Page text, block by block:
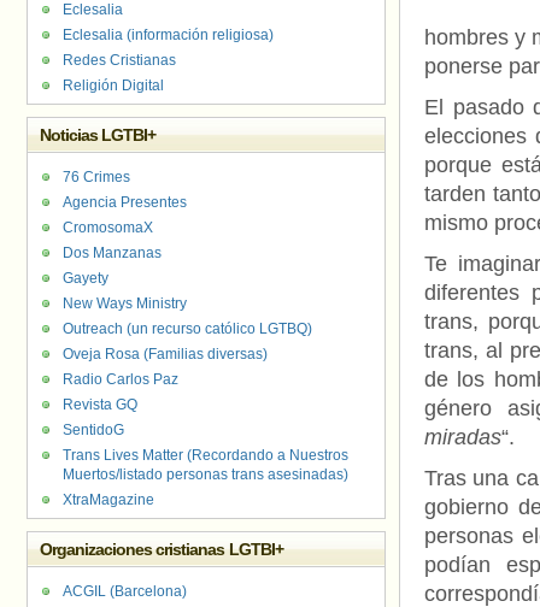
hombres y
ponerse
El pasado
elecciones
porque
tarden
mismo
Te
diferentes
trans,
trans, al
de los
género
miradas“.
Tras una
gobierno
personas
podían
Eclesalia
Eclesalia (información religiosa)
Redes Cristianas
Religión Digital
Noticias LGTBI+
76 Crimes
Agencia Presentes
CromosomaX
Dos Manzanas
Gayety
New Ways Ministry
Outreach (un recurso católico LGTBQ)
Oveja Rosa (Familias diversas)
Radio Carlos Paz
Revista GQ
SentidoG
Trans Lives Matter (Recordando a Nuestros
Muertos/listado personas trans asesinadas)
XtraMagazine
Organizaciones cristianas LGTBI+
ACGIL (Barcelona)